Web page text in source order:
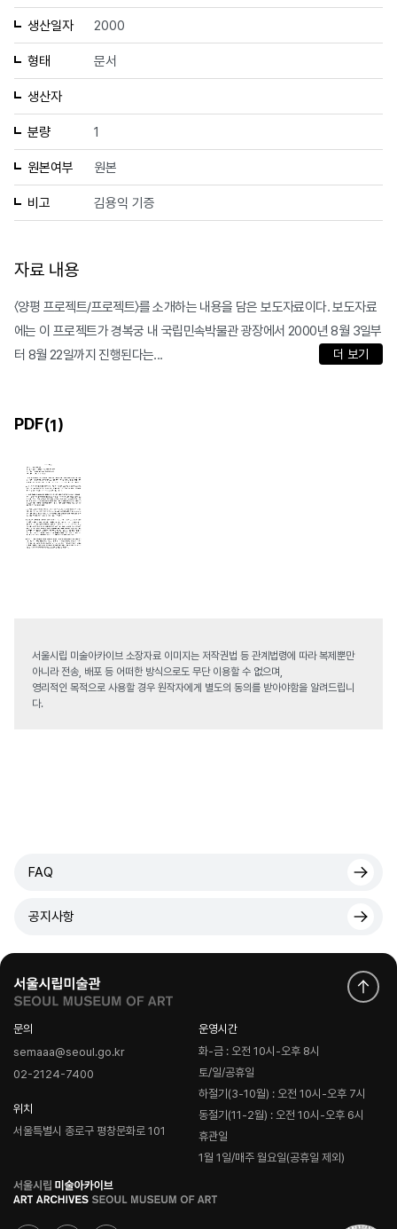
생산일자 2000
형태 문서
생산자
분량 1
원본여부 원본
비고 김용익 기증
자료 내용
〈양평 프로젝트/프로젝트〉를 소개하는 내용을 담은 보도자료이다. 보도자료
에는 이 프로젝트가 경복궁 내 국립민속박물관 광장에서 2000년 8월 3일부
터 8월 22일까지 진행된다는...
더 보기
PDF(1)
서울시립 미술아카이브 소장자료 이미지는 저작권법 등 관계법령에 따라 복제뿐만
아니라 전송, 배포 등 어떠한 방식으로도 무단 이용할 수 없으며,
영리적인 목적으로 사용할 경우 원작자에게 별도의 동의를 받아야함을 알려드립니
다.
FAQ
공지사항
문의
semaaa@seoul.go.kr
02-2124-7400
위치
서울특별시 종로구 평창문화로 101
운영시간
화-금 : 오전 10시-오후 8시
토/일/공휴일
하절기(3-10월) : 오전 10시-오후 7시
동절기(11-2월) : 오전 10시-오후 6시
휴관일
1월 1일/매주 월요일(공휴일 제외)
로
고